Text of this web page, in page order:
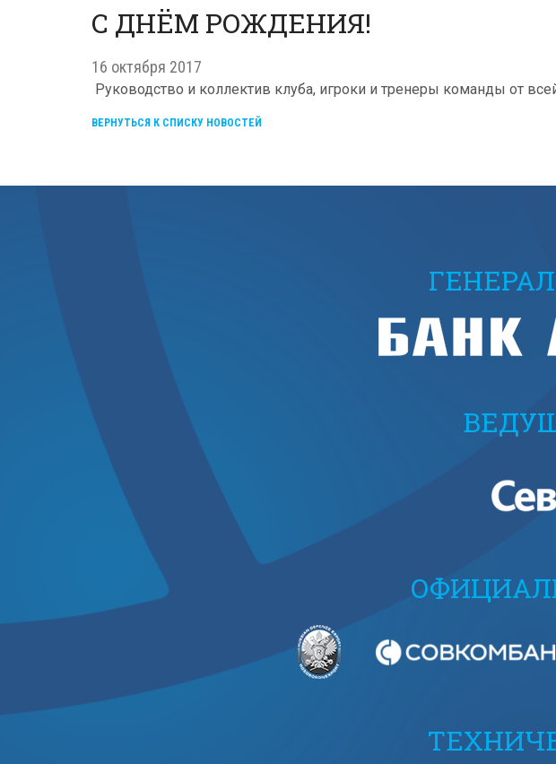
С ДНЁМ РОЖДЕНИЯ!
16 октября 2017
Руководство и коллектив клуба, игроки и тренеры команды от
ВЕРНУТЬСЯ К СПИСКУ НОВОСТЕЙ